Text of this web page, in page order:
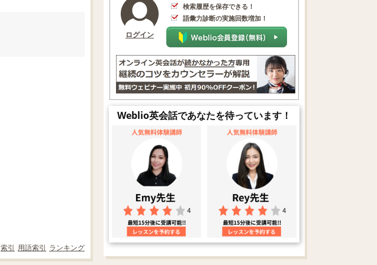
索引 用語索引 ランキング
ログイン
検索履歴を保存できる！
語彙力診断の実施回数増加！
Weblio英会話であなたを待っています！